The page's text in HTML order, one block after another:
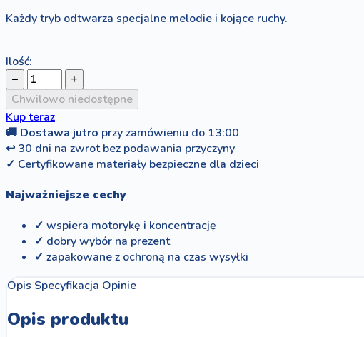
Każdy tryb odtwarza specjalne melodie i kojące ruchy.
Ilość:
−
+
Chwilowo niedostępne
Kup teraz
🚚 Dostawa jutro przy zamówieniu do 13:00
↩ 30 dni na zwrot bez podawania przyczyny
✓ Certyfikowane materiały bezpieczne dla dzieci
Najważniejsze cechy
✓ wspiera motorykę i koncentrację
✓ dobry wybór na prezent
✓ zapakowane z ochroną na czas wysyłki
Opis Specyfikacja Opinie
Opis produktu